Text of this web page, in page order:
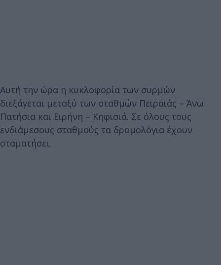
Αυτή την ώρα η κυκλοφορία των συρμών
διεξάγεται μεταξύ των σταθμών Πειραιάς – Άνω
Πατήσια και Ειρήνη – Κηφισιά. Σε όλους τους
ενδιάμεσους σταθμούς τα δρομολόγια έχουν
σταματήσει.